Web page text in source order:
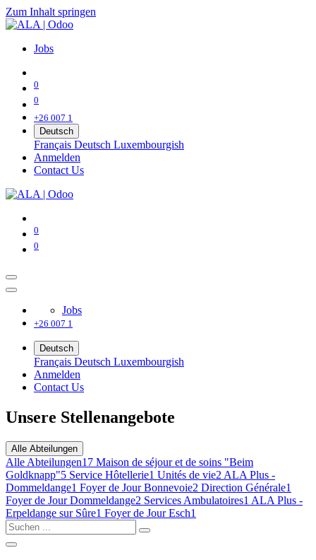
Zum Inhalt springen
Jobs
0
0
+26 007 1
Deutsch
Français Deutsch Luxembourgish
Anmelden
Contact Us
0
0
Jobs
+26 007 1
Deutsch
Français Deutsch Luxembourgish
Anmelden
Contact Us
Unsere Stellenangebote
Alle Abteilungen
Alle Abteilungen17 Maison de séjour et de soins "Beim
Goldknapp"5 Service Hôtellerie1 Unités de vie2 ALA Plus -
Dommeldange1 Foyer de Jour Bonnevoie2 Direction Générale1
Foyer de Jour Dommeldange2 Services Ambulatoires1 ALA Plus -
Erpeldange sur Sûre1 Foyer de Jour Esch1